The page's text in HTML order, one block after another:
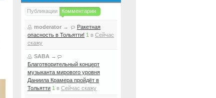
Публикации Комментарии
moderator →
Ракетная
опасность в Тольятти! 1 в Сейчас
скажу
SABA →
Благотворительный концерт
музыканта мирового уровня
Даниила Крамера пройдёт в
Тольятти 1 в Сейчас скажу